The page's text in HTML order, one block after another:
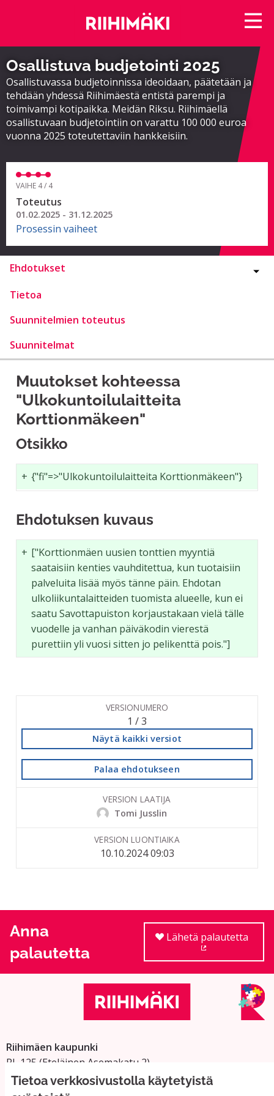
Tietoa verkkosivustolla käytetyistä
Osallistuva budjetointi 2025
Osallistuvassa budjetoinnissa ideoidaan, päätetään ja
tehdään yhdessä Riihimäestä entistä parempi ja
toimivampi kotipaikka. Meidän Riksu. Riihimäellä
osallistuvaan budjetointiin on varattu 100 000 euroa
vuonna 2025 toteutettaviin hankkeisiin.
VAIHE 4 / 4
Toteutus
01.02.2025 - 31.12.2025
Prosessin vaiheet
Ehdotukset
Tietoa
Suunnitelmien toteutus
Suunnitelmat
Muutokset kohteessa
"Ulkokuntoilulaitteita
Korttionmäkeen"
Otsikko
+ {"fi"=>"Ulkokuntoilulaitteita Korttionmäkeen"}
Ehdotuksen kuvaus
+ ["Korttionmäen uusien tonttien myyntiä
saataisiin kenties vauhditettua, kun tuotaisiin
palveluita lisää myös tänne päin. Ehdotan
ulkoliikuntalaitteiden tuomista alueelle, kun ei
saatu Savottapuiston korjaustakaan vielä tälle
vuodelle ja vanhan päiväkodin vierestä
purettiin yli vuosi sitten jo pelikenttä pois."]
VERSIONUMERO
1 / 3
Näytä kaikki versiot
Palaa ehdotukseen
VERSION LAATIJA
Tomi Jusslin
VERSION LUONTIAIKA
10.10.2024 09:03
Anna
palautetta
Lähetä palautetta
Riihimäen kaupunki
PL 125 (Eteläinen Asemakatu 2)
11101 Riihimäki
Vaihde: 019 758 4000